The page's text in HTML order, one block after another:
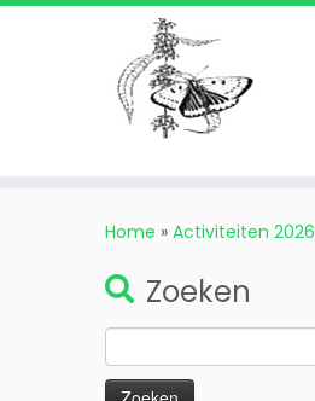
Home » Activiteiten 2026
Zoeken
naar: